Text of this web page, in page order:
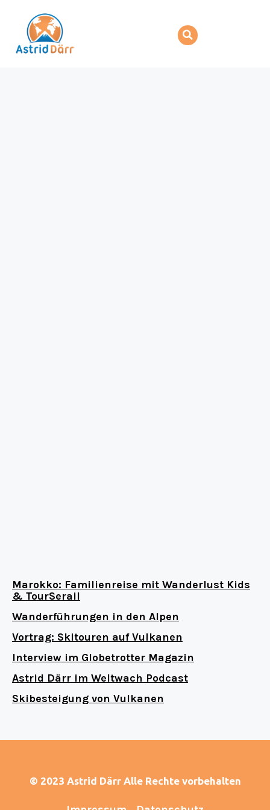
Marokko: Familienreise mit Wanderlust Kids
& TourSerail
Wanderführungen in den Alpen
Vortrag: Skitouren auf Vulkanen
Interview im Globetrotter Magazin
Astrid Därr im Weltwach Podcast
Skibesteigung von Vulkanen
© 2023 Astrid Därr Alle Rechte vorbehalten